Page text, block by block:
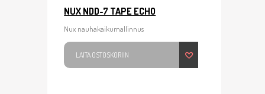
NUX NDD-7 TAPE ECHO
Nux nauhakaikumallinnus
LAITA OSTOSKORIIN